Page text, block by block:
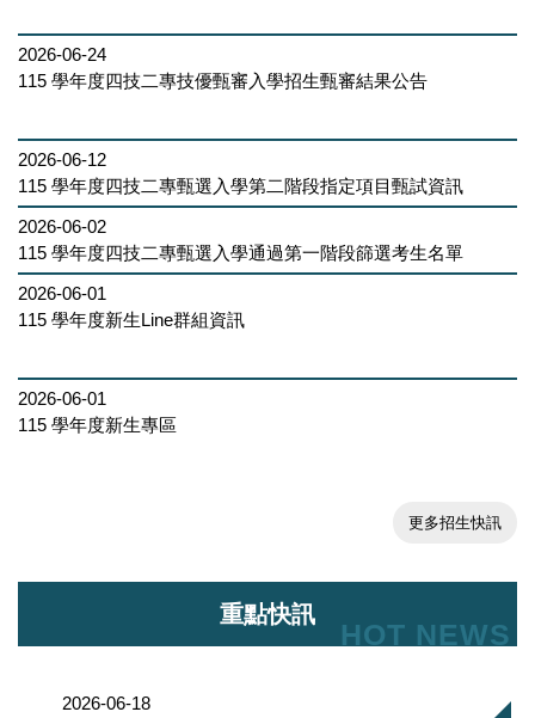
2026-06-24
115 學年度四技二專技優甄審入學招生甄審結果公告
2026-06-12
115 學年度四技二專甄選入學第二階段指定項目甄試資訊
2026-06-02
115 學年度四技二專甄選入學通過第一階段篩選考生名單
2026-06-01
115 學年度新生Line群組資訊
2026-06-01
115 學年度新生專區
更多招生快訊
重點快訊
HOT NEWS
2026-06-18
110學年度師生共同研究成
110學年度系學會活動-金勾